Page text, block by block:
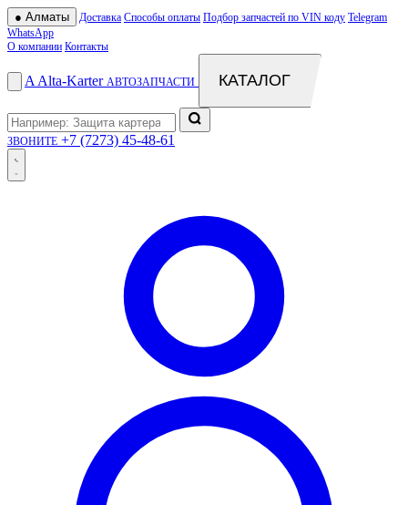
● Алматы Доставка Способы оплаты Подбор запчастей по VIN коду Telegram
WhatsApp
О компании Контакты
A Alta-Karter АВТОЗАПЧАСТИ КАТАЛОГ
ЗВОНИТЕ +7 (7273) 45-48-61